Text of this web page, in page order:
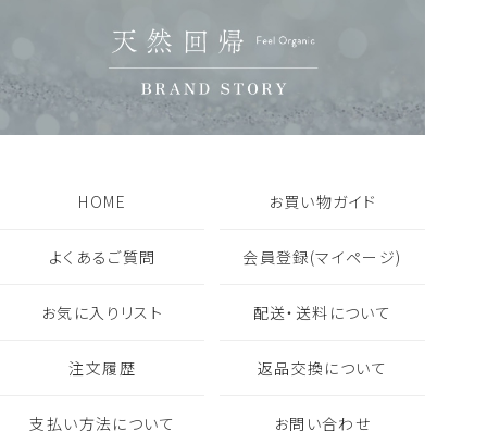
ギフト・セット商品一覧を見る
HOME お買い物ガイド
よくあるご質問 会員登録(マイページ)
お気に入りリスト 配送・送料について
注文履歴 返品交換について
支払い方法について お問い合わせ